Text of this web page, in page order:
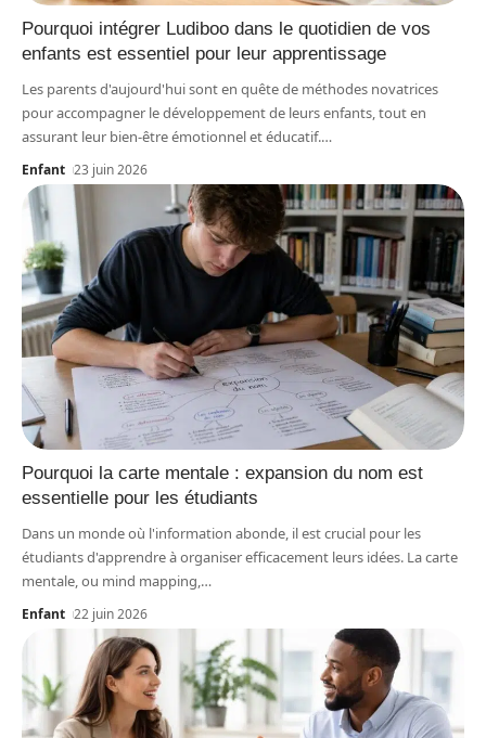
Pourquoi intégrer Ludiboo dans le quotidien de vos
enfants est essentiel pour leur apprentissage
Les parents d'aujourd'hui sont en quête de méthodes novatrices
pour accompagner le développement de leurs enfants, tout en
assurant leur bien-être émotionnel et éducatif.…
Enfant 23 juin 2026
Pourquoi la carte mentale : expansion du nom est
essentielle pour les étudiants
Dans un monde où l'information abonde, il est crucial pour les
étudiants d'apprendre à organiser efficacement leurs idées. La carte
mentale, ou mind mapping,…
Enfant 22 juin 2026